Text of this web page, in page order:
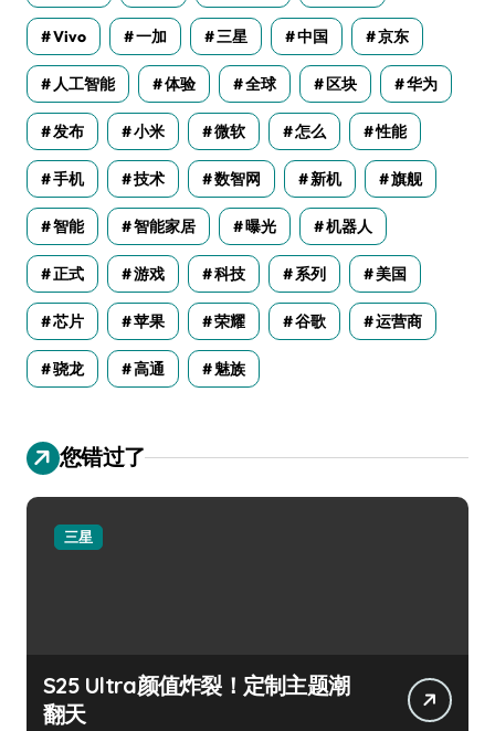
Vivo 一加 三星 中国 京东
人工智能 体验 全球 区块 华为
发布 小米 微软 怎么 性能
手机 技术 数智网 新机 旗舰
智能 智能家居 曝光 机器人
正式 游戏 科技 系列 美国
芯片 苹果 荣耀 谷歌 运营商
骁龙 高通 魅族
您错过了
三星
S25 Ultra颜值炸裂！定制主题潮
翻天